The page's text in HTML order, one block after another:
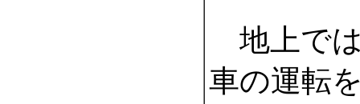
地上で
車の運転